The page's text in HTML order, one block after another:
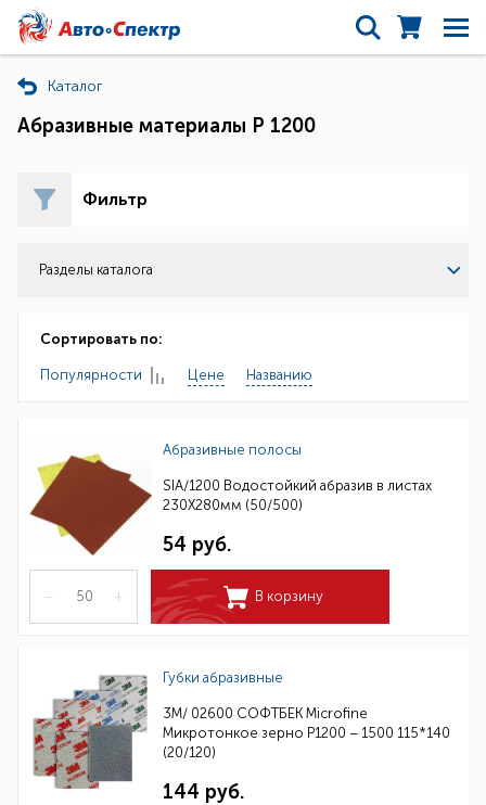
Каталог
Абразивные материалы Р 1200
Фильтр
Разделы каталога
Сортировать по:
Популярности Цене Названию
Абразивные полосы
SIA/1200 Водостойкий абразив в листах
230Х280мм (50/500)
54 руб.
– + В корзину
Губки абразивные
3M/ 02600 СОФТБЕК Microfine
Микротонкое зерно P1200 – 1500 115*140
(20/120)
144 руб.